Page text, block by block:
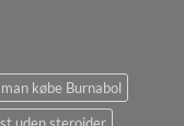
købe Burnabol